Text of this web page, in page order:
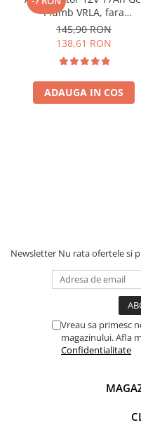
Plumb VRLA, fara
mentenanta, 181 x 77 x 167
mm
145,90 RON
138,61 RON
ADAUGA IN COS
Newsletter Nu rata ofertele si
Vreau sa primesc
magazinului. Afla
Confidentialitate